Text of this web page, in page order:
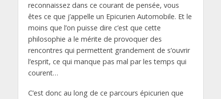
reconnaissez dans ce courant de pensée, vous
êtes ce que j’appelle un Epicurien Automobile. Et le
moins que l’on puisse dire c’est que cette
philosophie a le mérite de provoquer des
rencontres qui permettent grandement de s’ouvrir
l’esprit, ce qui manque pas mal par les temps qui
courent…
C’est donc au long de ce parcours épicurien que